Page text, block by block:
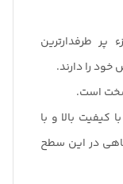
پر طرفدارترین
را دارند.
سخت است.
کیفیت بالا و با
در این سطح